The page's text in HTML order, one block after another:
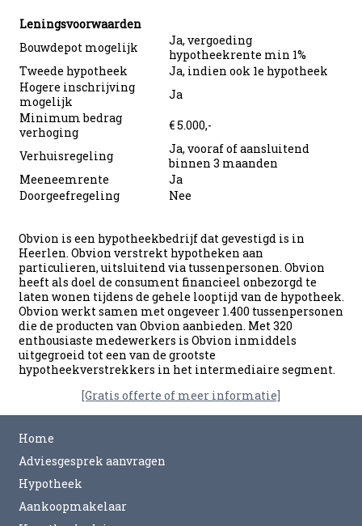
Leningsvoorwaarden
Bouwdepot mogelijk
Ja, vergoeding
hypotheekrente min 1%
Tweede hypotheek
Ja, indien ook 1e hypotheek
Hogere inschrijving
mogelijk
Ja
Minimum bedrag
verhoging
€ 5.000,-
Verhuisregeling
Ja, vooraf of aansluitend
binnen 3 maanden
Meeneemrente
Ja
Doorgeefregeling
Nee
Obvion is een hypotheekbedrijf dat gevestigd is in
Heerlen. Obvion verstrekt hypotheken aan
particulieren, uitsluitend via tussenpersonen. Obvion
heeft als doel de consument financieel onbezorgd te
laten wonen tijdens de gehele looptijd van de hypotheek.
Obvion werkt samen met ongeveer 1.400 tussenpersonen
die de producten van Obvion aanbieden. Met 320
enthousiaste medewerkers is Obvion inmiddels
uitgegroeid tot een van de grootste
hypotheekverstrekkers in het intermediaire segment.
[Gratis offerte of meer informatie]
Home
Adviesgesprek aanvragen
Hypotheek
Aankoopmakelaar